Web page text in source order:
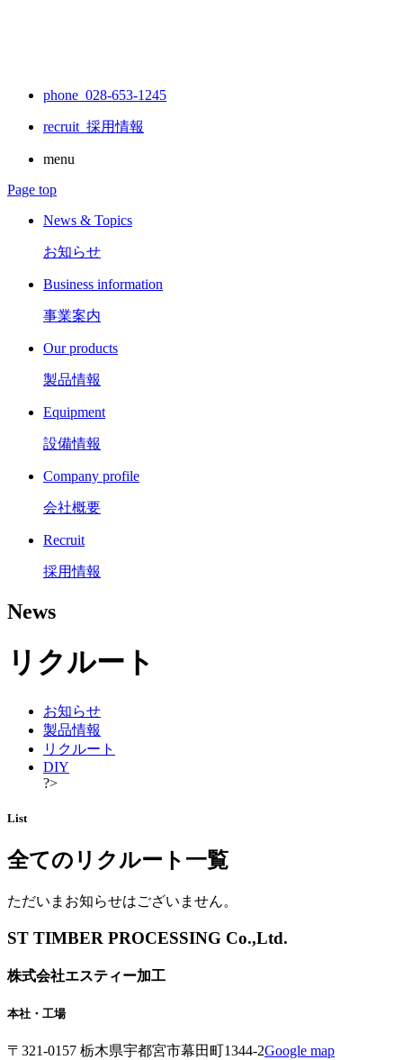
phone 028-653-1245
recruit 採用情報
menu
Page top
News & Topics
お知らせ
Business information
事業案内
Our products
製品情報
Equipment
設備情報
Company profile
会社概要
Recruit
採用情報
News
リクルート
お知らせ
製品情報
リクルート
DIY
?>
List
全てのリクルート一覧
ただいまお知らせはございません。
ST TIMBER PROCESSING Co.,Ltd.
株式会社エスティー加工
本社・工場
〒321-0157 栃木県宇都宮市幕田町1344-2Google map